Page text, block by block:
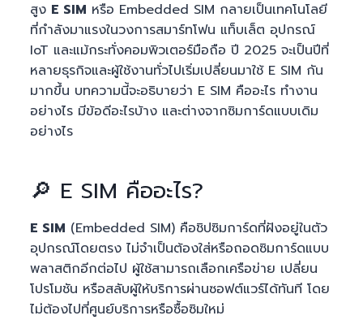
สูง E SIM หรือ Embedded SIM กลายเป็นเทคโนโลยี
ที่กำลังมาแรงในวงการสมาร์ทโฟน แท็บเล็ต อุปกรณ์
IoT และแม้กระทั่งคอมพิวเตอร์มือถือ ปี 2025 จะเป็นปีที่
หลายธุรกิจและผู้ใช้งานทั่วไปเริ่มเปลี่ยนมาใช้ E SIM กัน
มากขึ้น บทความนี้จะอธิบายว่า E SIM คืออะไร ทำงาน
อย่างไร มีข้อดีอะไรบ้าง และต่างจากซิมการ์ดแบบเดิม
อย่างไร
🔎 E SIM คืออะไร?
E SIM (Embedded SIM) คือชิปซิมการ์ดที่ฝังอยู่ในตัว
อุปกรณ์โดยตรง ไม่จำเป็นต้องใส่หรือถอดซิมการ์ดแบบ
พลาสติกอีกต่อไป ผู้ใช้สามารถเลือกเครือข่าย เปลี่ยน
โปรโมชัน หรือสลับผู้ให้บริการผ่านซอฟต์แวร์ได้ทันที โดย
ไม่ต้องไปที่ศูนย์บริการหรือซื้อซิมใหม่